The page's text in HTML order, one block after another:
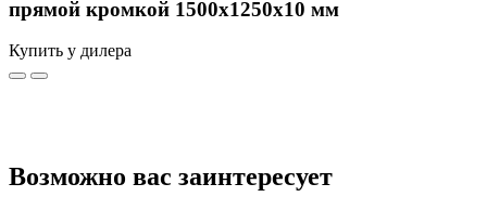
прямой кромкой 1500х1250х10 мм
Купить у дилера
Возможно вас заинтересует